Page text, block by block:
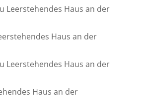
Leerstehendes Haus an der
Haus an der
Leerstehendes Haus an der
Haus an der